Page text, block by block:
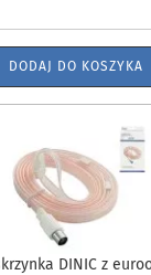
DODAJ DO KOSZYKA
DINIC z